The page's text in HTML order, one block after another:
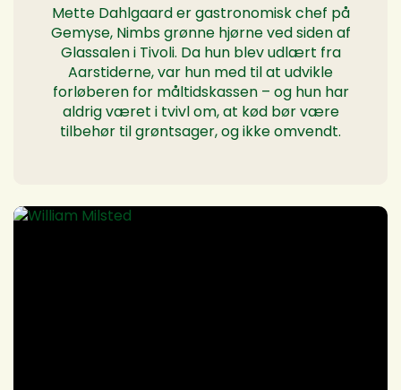
Mette Dahlgaard er gastronomisk chef på
Gemyse, Nimbs grønne hjørne ved siden af
Glassalen i Tivoli. Da hun blev udlært fra
Aarstiderne, var hun med til at udvikle
forløberen for måltidskassen – og hun har
aldrig været i tvivl om, at kød bør være
tilbehør til grøntsager, og ikke omvendt.